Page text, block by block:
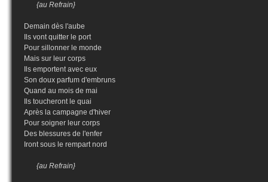
{au Refrain}
Demain dès l'aube
Ils vont quitter le port
Pour sillonner le monde
Mais sur leur corps
Ils emportent avec eux
Son doux parfum d'embruns
Quand au mois de mai
Ils toucheront le quai
Après la campagne d'hiver
Pour soigner leur corps
Des blessures de l'enfer
Iront sous le rempart nord
{au Refrain}